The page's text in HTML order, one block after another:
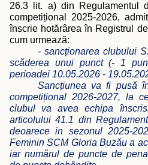
26.3 lit. a) din Regulamentul
competițional 2025-2026,
înscrie hotărârea în Registrul
cum urmează:
- sancționarea clubului
scăderea unui punct (- 1
perioadei 10.05.2026 -
Sancțiunea va fi pusă
competițional 2026-2027, la
clubul va avea echipa
articolului 41.1 din
deoarece in sezonul 2025-
Feminin SCM Gloria Buzău a
iar numărul de puncte de